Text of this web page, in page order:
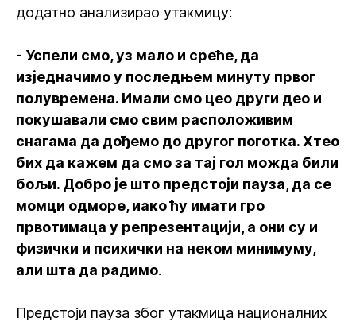
додатно анализирао утакмицу:
- Успели смо, уз мало и среће, да
изједначимо у последњем минуту првог
полувремена. Имали смо цео други део и
покушавали смо свим расположивим
снагама да дођемо до другог поготка. Хтео
бих да кажем да смо за тај гол можда били
бољи. Добро је што предстоји пауза, да се
момци одморе, иако ћу имати гро
првотимаца у репрезентацији, а они су и
физички и психички на неком минимуму,
али шта да радимо.
Предстоји пауза због утакмица националних